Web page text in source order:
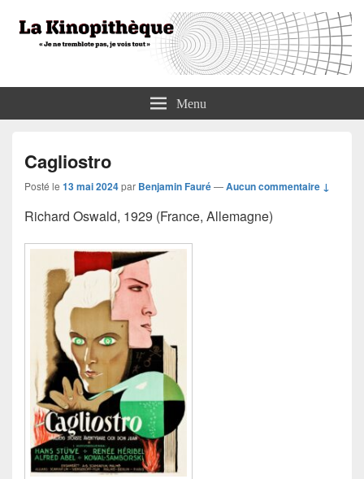
La KinopithèqueMenu
Cagliostro
Posté le 13 mai 2024par Benjamin Fauré—Aucun commentaire ↓
Richard Oswald, 1929 (France, Allemagne)